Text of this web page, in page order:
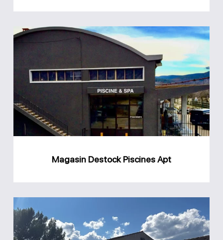
Magasin
Destock
Piscines
Apt
Magasin Destock Piscines Apt
Eric
Piscines